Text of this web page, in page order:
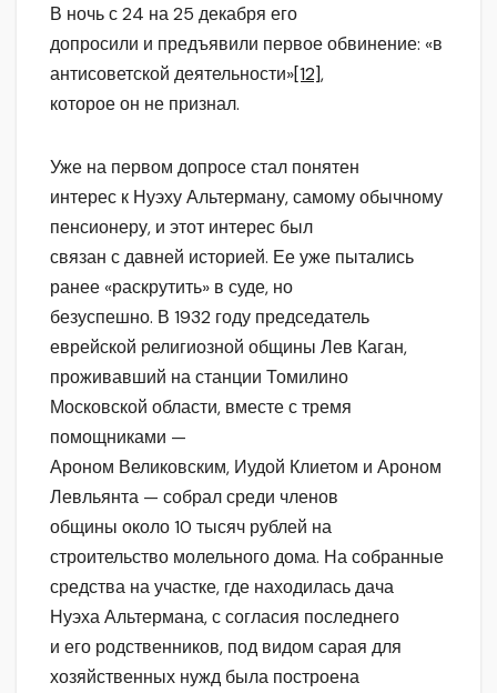
В ночь с 24 на 25 декабря его
допросили и предъявили первое обвинение: «в
антисоветской деятельности»[12],
которое он не признал.
Уже на первом допросе стал понятен
интерес к Нуэху Альтерману, самому обычному
пенсионеру, и этот интерес был
связан с давней историей. Ее уже пытались
ранее «раскрутить» в суде, но
безуспешно. В 1932 году председатель
еврейской религиозной общины Лев Каган,
проживавший на станции Томилино
Московской области, вместе с тремя
помощниками —
Ароном Великовским, Иудой Клиетом и Ароном
Левльянта — собрал среди членов
общины около 10 тысяч рублей на
строительство молельного дома. На собранные
средства на участке, где находилась дача
Нуэха Альтермана, с согласия последнего
и его родственников, под видом сарая для
хозяйственных нужд была построена